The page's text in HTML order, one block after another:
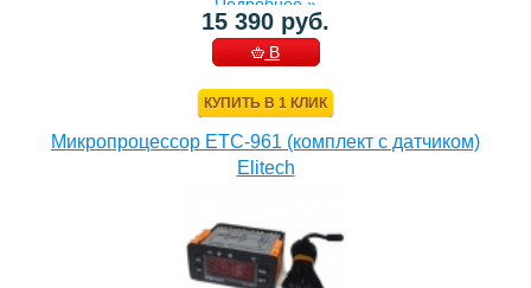
Подробнее »
15 390 руб.
В
КУПИТЬ В 1 КЛИК
Микропроцессор ETC-961 (комплект c датчиком)
Elitech